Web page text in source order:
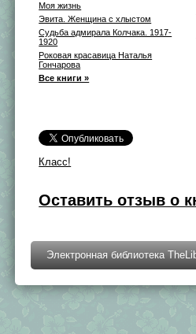
Моя жизнь
Эвита. Женщина с хлыстом
Судьба адмирала Колчака. 1917-
1920
Роковая красавица Наталья
Гончарова
Все книги »
Класс!
Оставить отзыв о
Электронная библиотека